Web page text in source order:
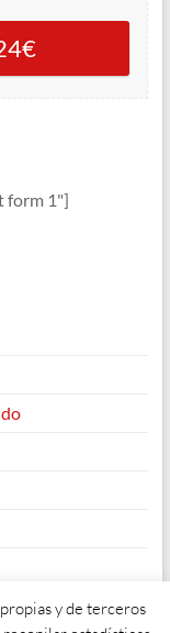
form 1"]
y de terceros